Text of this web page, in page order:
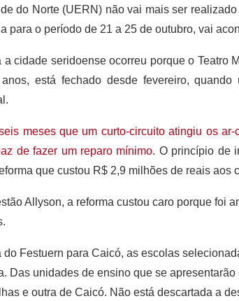
do Norte (UERN) não vai mais ser
para o período de 21 a 25 de outubro, vai
a cidade seridoense ocorreu porque o Teatro
está fechado desde fevereiro,
meses que um curto-circuito atingiu os
de fazer um reparo mínimo. O princípio de
que custou R$ 2,9 milhões de reais aos
Allyson, a reforma custou caro porque foi
do Festuern para Caicó, as escolas
Das unidades de ensino que se
e outra de Caicó. Não está descartada a